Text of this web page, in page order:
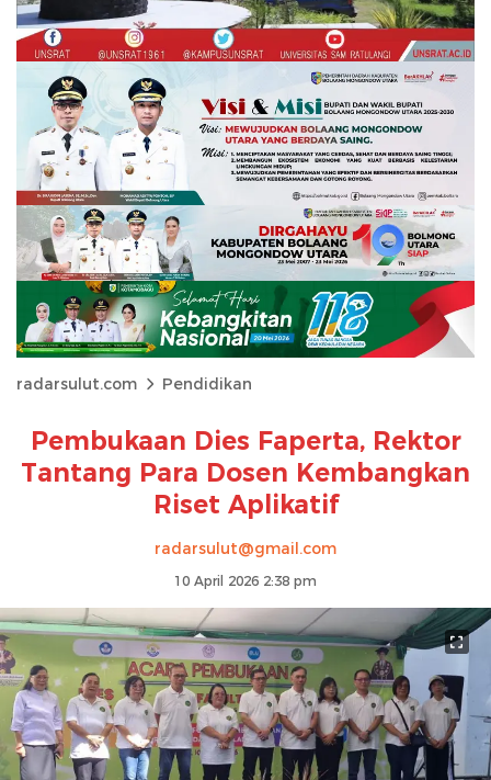
radarsulut.com Pendidikan
Pembukaan Dies Faperta, Rektor
Tantang Para Dosen Kembangkan
Riset Aplikatif
radarsulut@gmail.com
10 April 2026 2:38 pm